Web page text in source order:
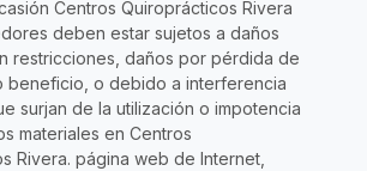
Centros Quiroprácticos Rivera
deben estar sujetos a daños
restricciones, daños por pérdida de
beneficio, o debido a interferencia
surjan de la utilización o impotencia
materiales en Centros
Rivera. página web de Internet,